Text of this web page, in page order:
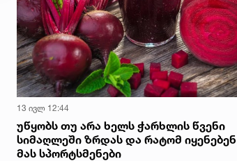
13 ივლ 12:44
უწყობს თუ არა ხელს ჭარხლის წვენი
სიმაღლეში ზრდას და რატომ იყენებენ
მას სპორტსმენები